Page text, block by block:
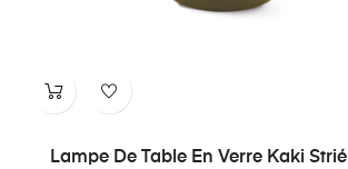
Lampe De Table En Verre Kaki